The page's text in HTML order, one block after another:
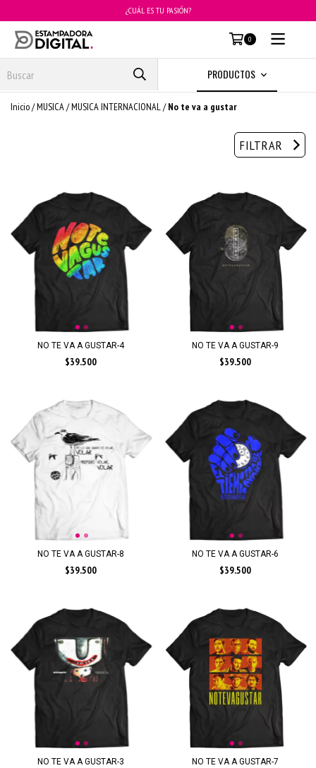
¿CUÁL ES TU PASIÓN?
0
PRODUCTOS
Inicio/MUSICA/MUSICA INTERNACIONAL/ No te va a gustar
FILTRAR
NO TE VA A GUSTAR-4
$39.500
NO TE VA A GUSTAR-9
$39.500
NO TE VA A GUSTAR-8
$39.500
NO TE VA A GUSTAR-6
$39.500
NO TE VA A GUSTAR-3 NO TE VA A GUSTAR-7